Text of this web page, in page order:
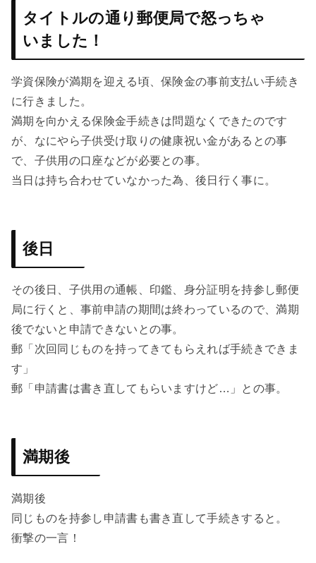
タイトルの通り郵便局で怒っちゃ
いました！
学資保険が満期を迎える頃、保険金の事前支払い手続き
に行きました。
満期を向かえる保険金手続きは問題なくできたのです
が、なにやら子供受け取りの健康祝い金があるとの事
で、子供用の口座などが必要との事。
当日は持ち合わせていなかった為、後日行く事に。
後日
その後日、子供用の通帳、印鑑、身分証明を持参し郵便
局に行くと、事前申請の期間は終わっているので、満期
後でないと申請できないとの事。
郵「次回同じものを持ってきてもらえれば手続きできま
す」
郵「申請書は書き直してもらいますけど…」との事。
満期後
満期後
同じものを持参し申請書も書き直して手続きすると。
衝撃の一言！